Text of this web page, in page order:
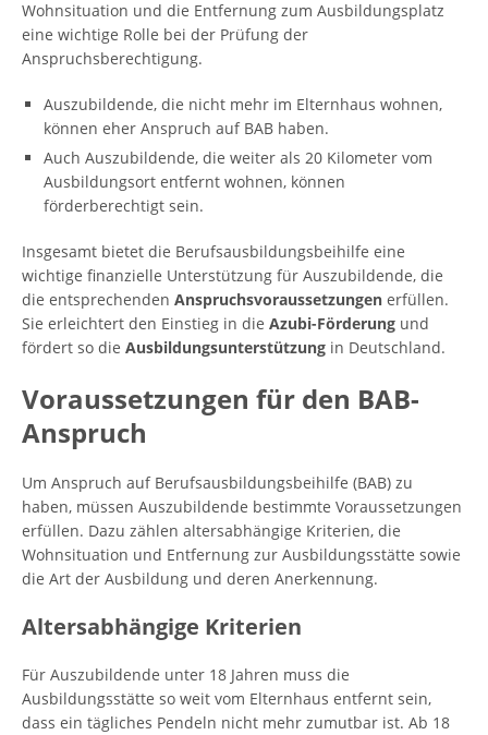
Wohnsituation und die Entfernung zum Ausbildungsplatz
eine wichtige Rolle bei der Prüfung der
Anspruchsberechtigung.
Auszubildende, die nicht mehr im Elternhaus wohnen,
können eher Anspruch auf BAB haben.
Auch Auszubildende, die weiter als 20 Kilometer vom
Ausbildungsort entfernt wohnen, können
förderberechtigt sein.
Insgesamt bietet die Berufsausbildungsbeihilfe eine
wichtige finanzielle Unterstützung für Auszubildende, die
die entsprechenden Anspruchsvoraussetzungen erfüllen.
Sie erleichtert den Einstieg in die Azubi-Förderung und
fördert so die Ausbildungsunterstützung in Deutschland.
Voraussetzungen für den BAB-
Anspruch
Um Anspruch auf Berufsausbildungsbeihilfe (BAB) zu
haben, müssen Auszubildende bestimmte Voraussetzungen
erfüllen. Dazu zählen altersabhängige Kriterien, die
Wohnsituation und Entfernung zur Ausbildungsstätte sowie
die Art der Ausbildung und deren Anerkennung.
Altersabhängige Kriterien
Für Auszubildende unter 18 Jahren muss die
Ausbildungsstätte so weit vom Elternhaus entfernt sein,
dass ein tägliches Pendeln nicht mehr zumutbar ist. Ab 18